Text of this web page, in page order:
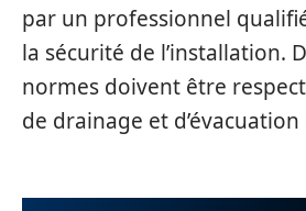
par un professionnel
la sécurité de l’installation.
normes doivent être
de drainage et d’évacuation